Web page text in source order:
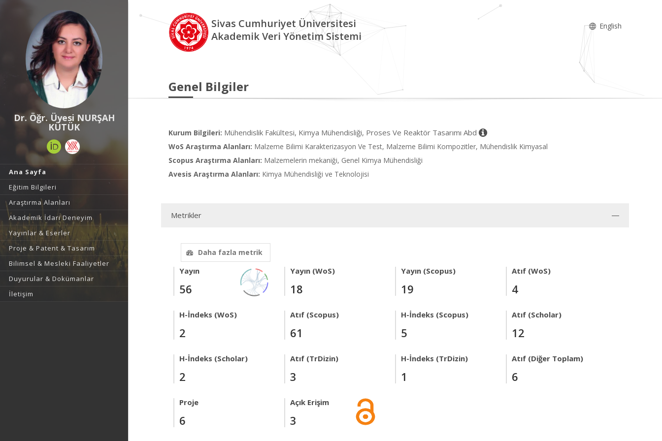
Dr. Öğr. Üyesi NURŞAH
KÜTÜK
Ana Sayfa
Eğitim Bilgileri
Araştırma Alanları
Akademik İdari Deneyim
Yayınlar & Eserler
Proje & Patent & Tasarım
Bilimsel & Mesleki Faaliyetler
Duyurular & Dokümanlar
İletişim
Sivas Cumhuriyet Üniversitesi
Akademik Veri Yönetim Sistemi
English
Genel Bilgiler
Kurum Bilgileri: Mühendislik Fakültesi, Kimya Mühendisliği, Proses Ve Reaktör Tasarımı Abd
WoS Araştırma Alanları: Malzeme Bilimi Karakterizasyon Ve Test, Malzeme Bilimi Kompozitler, Mühendislik Kimyasal
Scopus Araştırma Alanları: Malzemelerin mekaniği, Genel Kimya Mühendisliği
Avesis Araştırma Alanları: Kimya Mühendisliği ve Teknolojisi
Metrikler
Daha fazla metrik
Yayın
56
Yayın (WoS)
18
Yayın (Scopus)
19
Atıf (WoS)
4
H-İndeks (WoS)
2
Atıf (Scopus)
61
H-İndeks (Scopus)
5
Atıf (Scholar)
12
H-İndeks (Scholar)
2
Atıf (TrDizin)
3
H-İndeks (TrDizin)
1
Atıf (Diğer Toplam)
6
Proje
6
Açık Erişim
3